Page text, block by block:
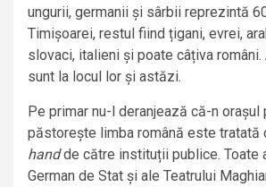
ungurii, germanii și sârbii reprezintă
Timișoarei, restul fiind țigani, evrei,
slovaci, italieni și poate câțiva
sunt la locul lor și astăzi.
Pe primar nu-l deranjează că-n orașul
păstorește limba română este tratată
handde către instituții publice. Toate
German de Stat și ale Teatrului